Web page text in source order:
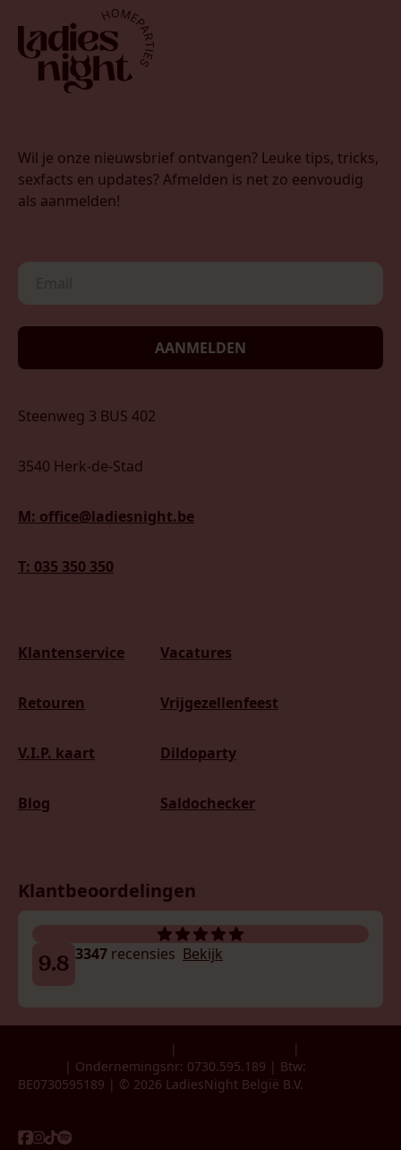
Wil je onze nieuwsbrief ontvangen? Leuke tips, tricks,
sexfacts en updates? Afmelden is net zo eenvoudig
als aanmelden!
AANMELDEN
Steenweg 3 BUS 402
3540 Herk-de-Stad
M: office@ladiesnight.be
T: 035 350 350
Klantenservice
Retouren
V.I.P. kaart
Blog
Vacatures
Vrijgezellenfeest
Dildoparty
Saldochecker
Klantbeoordelingen
9.8 3347 recensies Bekijk
| |
| Ondernemingsnr: 0730.595.189 | Btw:
BE0730595189 | © 2026 LadiesNight België B.V.